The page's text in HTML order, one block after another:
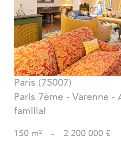
VOIR LE
Paris (75007)
Paris 7ème - Varenne
familial
150 m² - 2 200 000 €